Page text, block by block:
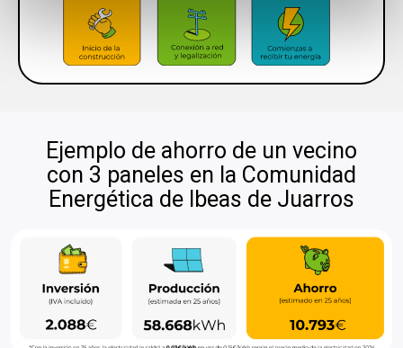
Ejemplo de ahorro de un vecino
con 3 paneles en la Comunidad
Energética de Ibeas de Juarros